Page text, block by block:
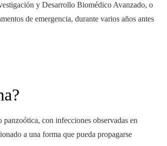
y Desarrollo Biomédico Avanzado, o
de emergencia, durante varios años antes
con infecciones observadas en
a una forma que pueda propagarse